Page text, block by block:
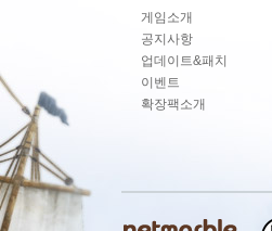
게임소개
공지사항
업데이트&패치
이벤트
확장팩소개